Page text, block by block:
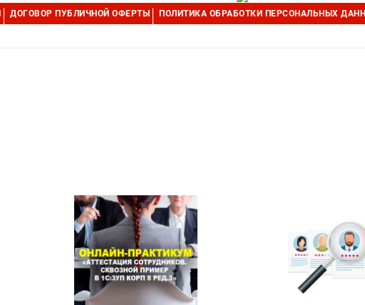
ДОГОВОР ПУБЛИЧНОЙ ОФЕРТЫ ПОЛИТИКА ОБРАБОТКИ ПЕРСОНАЛЬНЫХ